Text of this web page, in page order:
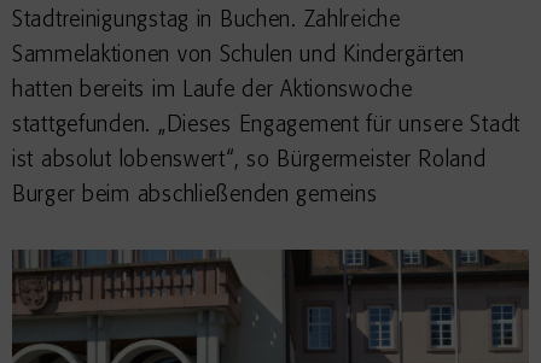
Stadtreinigungstag in Buchen. Zahlreiche
Sammelaktionen von Schulen und Kindergärten
hatten bereits im Laufe der Aktionswoche
stattgefunden. „Dieses Engagement für unsere Stadt
ist absolut lobenswert“, so Bürgermeister Roland
Burger beim abschließenden gemeins